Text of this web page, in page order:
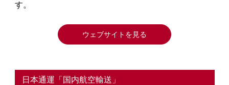
す。
ウェブサイトを見る
日本通運「国内航空輸送」